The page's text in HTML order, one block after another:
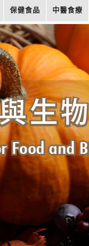
保健食品 中醫食療